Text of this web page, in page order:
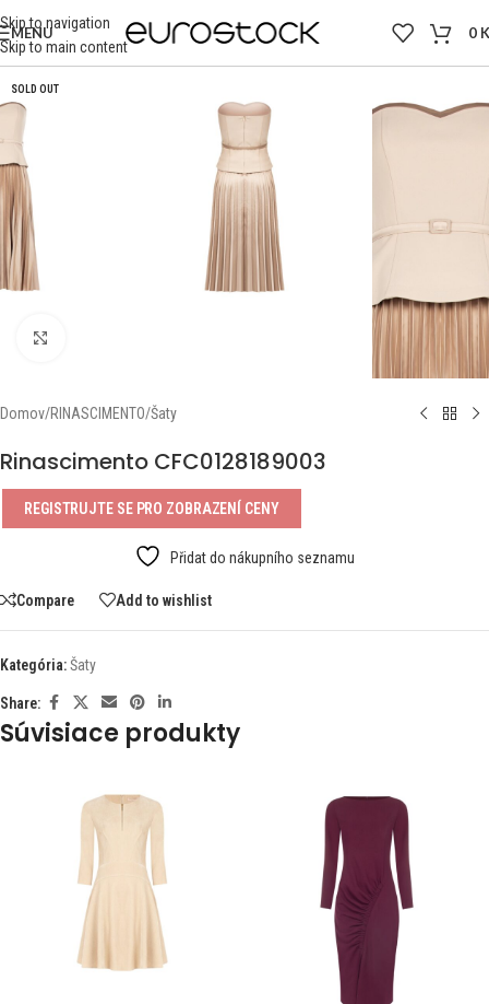
Skip to navigation
Skip to main content
MENU 0
SOLD OUT
Domov/RINASCIMENTO/Šaty
Rinascimento CFC0128189003
REGISTRUJTE SE PRO ZOBRAZENÍ CENY
Přidat do nákupního seznamu
Compare Add to wishlist
Kategória:Šaty
Share:
Súvisiace produkty